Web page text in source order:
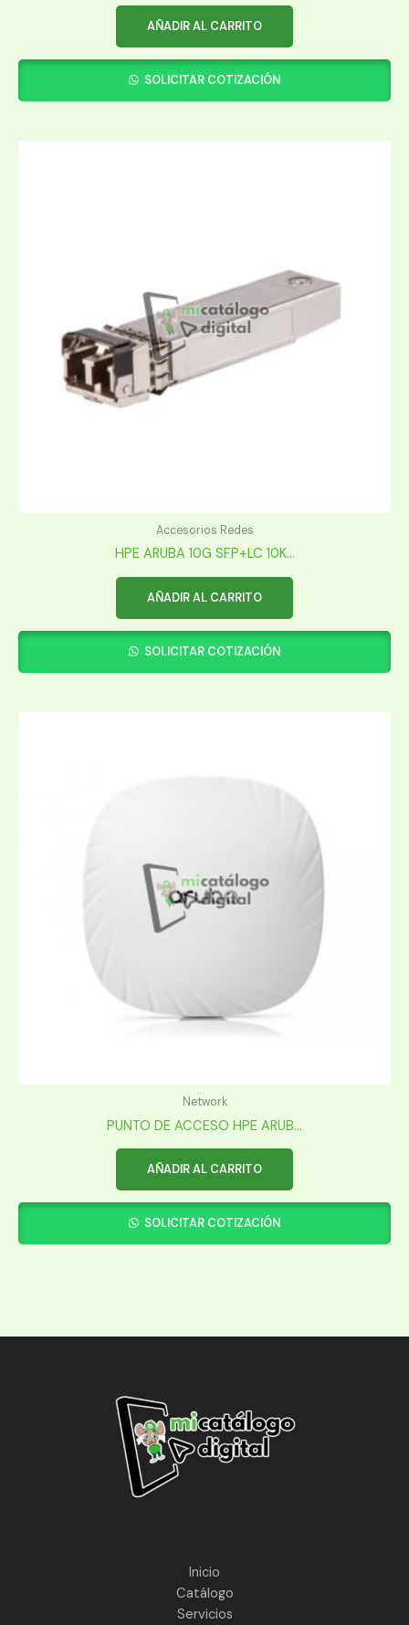
AÑADIR AL CARRITO
SOLICITAR COTIZACIÓN
Accesorios Redes
HPE ARUBA 10G SFP+LC 10K...
AÑADIR AL CARRITO
SOLICITAR COTIZACIÓN
Network
PUNTO DE ACCESO HPE ARUB...
AÑADIR AL CARRITO
SOLICITAR COTIZACIÓN
Inicio
Catálogo
Servicios